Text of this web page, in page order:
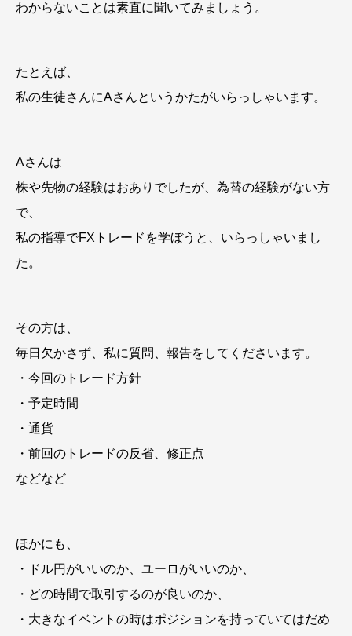
わからないことは素直に聞いてみましょう。
たとえば、
私の生徒さんにAさんというかたがいらっしゃいます。
Aさんは
株や先物の経験はおありでしたが、為替の経験がない方
で、
私の指導でFXトレードを学ぼうと、いらっしゃいまし
た。
その方は、
毎日欠かさず、私に質問、報告をしてくださいます。
・今回のトレード方針
・予定時間
・通貨
・前回のトレードの反省、修正点
などなど
ほかにも、
・ドル円がいいのか、ユーロがいいのか、
・どの時間で取引するのが良いのか、
・大きなイベントの時はポジションを持っていてはだめ